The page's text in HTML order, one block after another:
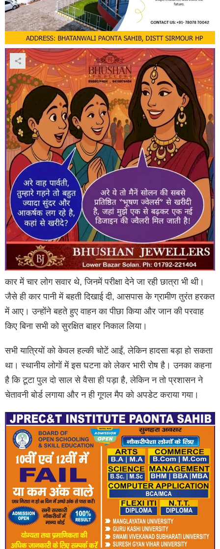
कार में चार लोग सवार थे, जिनमें परीक्षा देने जा रही छात्रा भी थी।
जैसे ही कार पानी में बहती दिखाई दी, आसपास के ग्रामीण तुरंत हरकत
में आए। उन्होंने बहते हुए वाहन का पीछा किया और जान की परवाह
किए बिना सभी को सुरक्षित बाहर निकाल लिया।
सभी यात्रियों को केवल हल्की चोटें आईं, लेकिन हादसा बड़ा हो सकता
था। स्थानीय लोगों में इस घटना को लेकर भारी रोष है। उनका कहना
है कि टूटा पुल दो साल से वैसा ही पड़ा है, लेकिन न तो प्रशासन ने
चेतावनी बोर्ड लगाया और न ही गूगल मैप को अपडेट कराया गया।